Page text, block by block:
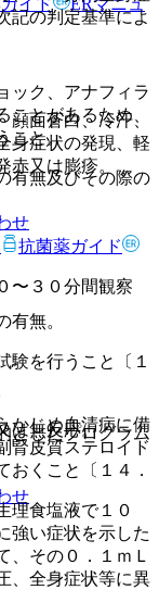
記の判定基準によ
顔面蒼白、冷汗、
身症状の発現、軽
赤又は膨疹。
〜３０分間観察
は無反応。
理食塩液で１０
強い症状を示した
、その０．１ｍＬ
、全身症状等に異
ック、アナフィラ
とがあるため、
こと。
有無及びその際の
無。
を行うこと〔１
かじめ血清病に備
腎皮質ステロイド
おくこと〔１４．
せ
抗菌薬ガイド
としたプログラム
せ